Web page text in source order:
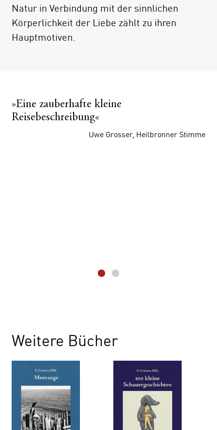
Vorschläge für Tagesetappen und
Übernachtungsmöglichkeiten.
Natur in Verbindung mit der sinnlichen
Körperlichkeit der Liebe zählt zu ihren
Hauptmotiven.
»Eine zauberhafte kleine
Reisebeschreibung«
Uwe Grosser, Heilbronner Stimme
Weitere Bücher